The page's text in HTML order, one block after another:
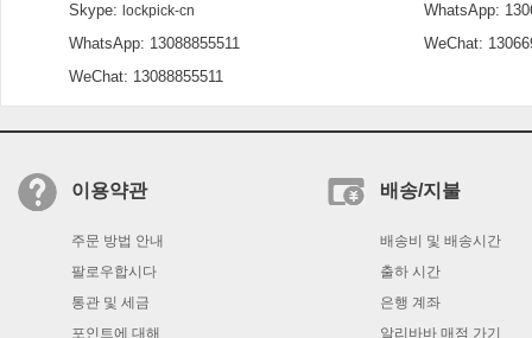
Skype: lockpick-cn
WhatsApp: 13088855511
WeChat: 13088855511
WhatsApp:
WeChat:
이용약관
주문 방법 안내
팔로우합시다
통관 및 세금
포인트에 대해
배송/지불
배송비 및 배송시간
출하 시간
은행 계좌
알리바바 매점 가기